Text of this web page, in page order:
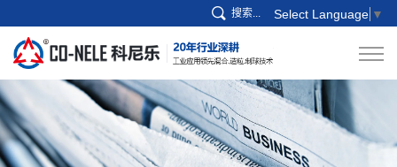
搜索... Select Language ▼